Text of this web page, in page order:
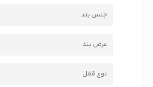
جنس بند
عرض بند
نوع قفل